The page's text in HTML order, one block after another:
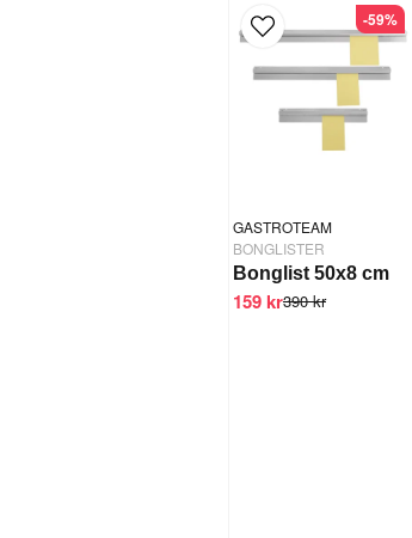
GASTROTEAM
BONGLISTER
Bonglist 50x8 cm
390 kr
159 kr
-59%